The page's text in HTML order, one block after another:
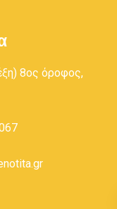
8ος όροφος,